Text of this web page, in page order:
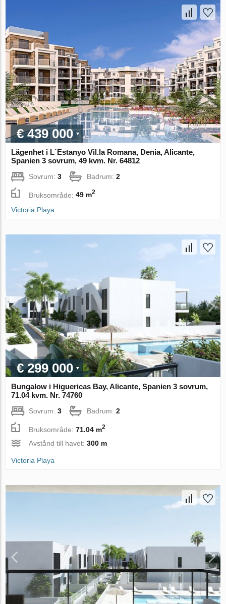
€ 439 000
Lägenhet i L´Estanyo Vil.la Romana, Denia, Alicante,
Spanien 3 sovrum, 49 kvm. Nr. 64812
Sovrum:3 Badrum:2
Bruksområde:49 m2
Victoria Playa
€ 299 000
Bungalow i Higuericas Bay, Alicante, Spanien 3 sovrum,
71.04 kvm. Nr. 74760
Sovrum:3 Badrum:2
Bruksområde:71.04 m2
Avstånd till havet:300 m
Victoria Playa